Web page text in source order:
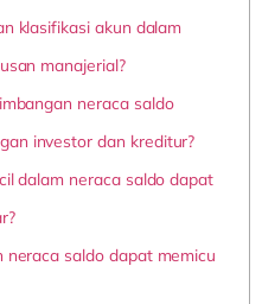
klasifikasi akun dalam
manajerial?
neraca saldo
investor dan kreditur?
dalam neraca saldo dapat
saldo dapat memicu